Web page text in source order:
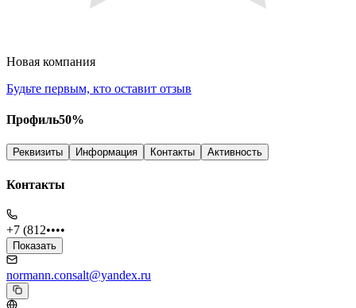
Новая компания
Будьте первым, кто оставит отзыв
Профиль50%
Реквизиты Информация Контакты Активность
Контакты
+7 (812••••
Показать
normann.consalt@yandex.ru